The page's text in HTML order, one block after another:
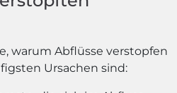
warum Abflüsse verstopfen
Ursachen sind: